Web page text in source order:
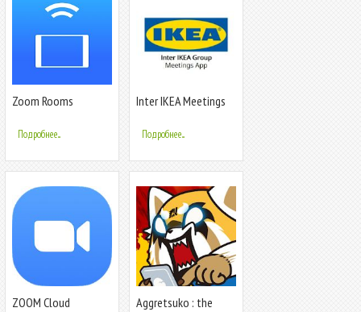
Zoom Rooms
Подробнее...
Inter IKEA Meetings
Подробнее...
ZOOM Cloud
Aggretsuko : the